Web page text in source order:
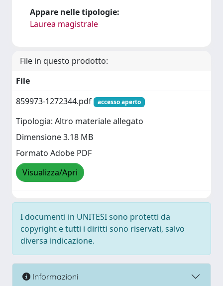
Appare nelle tipologie:
Laurea magistrale
File in questo prodotto:
File
859973-1272344.pdf
accesso aperto
Tipologia: Altro materiale allegato
Dimensione 3.18 MB
Formato Adobe PDF
Visualizza/Apri
I documenti in UNITESI sono protetti da
copyright e tutti i diritti sono riservati, salvo
diversa indicazione.
Informazioni